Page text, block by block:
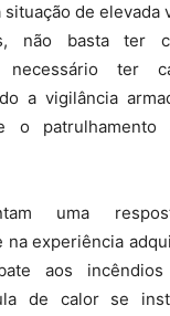
de elevada
não basta ter
necessário ter
a vigilância
o patrulhamento
uma
na experiência
aos
de calor se